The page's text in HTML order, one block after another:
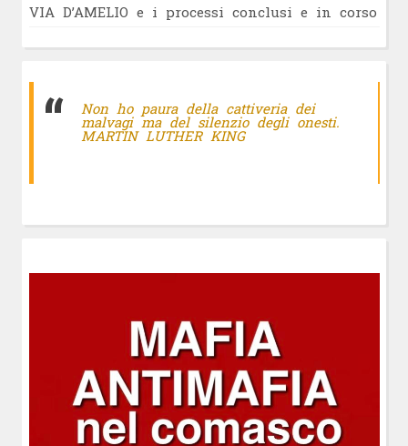
VIA D’AMELIO e i processi conclusi e in corso
Non ho paura della cattiveria dei
malvagi ma del silenzio degli onesti.
MARTIN LUTHER KING